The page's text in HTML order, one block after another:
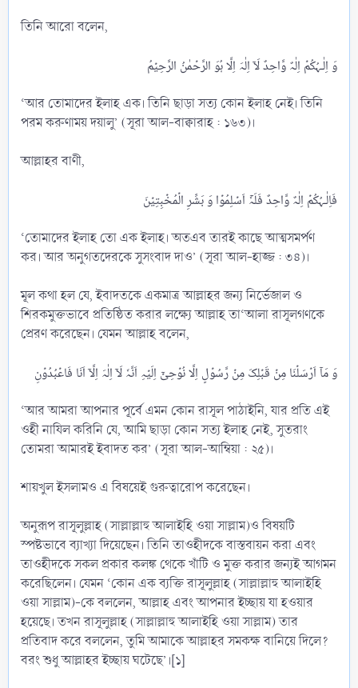
তিনি আরো বলেন,
‘আর তোমাদের ইলাহ এক। তিনি ছাড়া সত্য কোন ইলাহ নেই। তিনি
পরম করুণাময় দয়ালু’ (সূরা আল-বাক্বারাহ : ১৬৩)।
আল্লাহর বাণী,
‘তোমাদের ইলাহ তো এক ইলাহ। অতএব তারই কাছে আত্মসমর্পণ
কর। আর অনুগতদেরকে সুসংবাদ দাও’ (সূরা আল-হাজ্জ : ৩৪)।
মূল কথা হল যে, ইবাদতকে একমাত্র আল্লাহর জন্য নির্ভেজাল ও
শিরকমুক্তভাবে প্রতিষ্ঠিত করার লক্ষ্যে আল্লাহ তা‘আলা রাসূলগণকে
প্রেরণ করেছেন। যেমন আল্লাহ বলেন,
‘আর আমরা আপনার পূর্বে এমন কোন রাসূল পাঠাইনি, যার প্রতি এই
ওহী নাযিল করিনি যে, আমি ছাড়া কোন সত্য ইলাহ নেই, সুতরাং
তোমরা আমারই ইবাদত কর’ (সূরা আল-আম্বিয়া : ২৫)।
শায়খুল ইসলামও এ বিষয়েই গুরুত্বারোপ করেছেন।
অনুরূপ রাসূলুল্লাহ (সাল্লাল্লাহু আলাইহি ওয়া সাল্লাম)ও বিষয়টি
স্পষ্টভাবে ব্যাখ্যা দিয়েছেন। তিনি তাওহীদকে বাস্তবায়ন করা এবং
তাওহীদকে সকল প্রকার কলঙ্ক থেকে খাঁটি ও মুক্ত করার জন্যই আগমন
করেছিলেন। যেমন ‘কোন এক ব্যক্তি রাসূলুল্লাহ (সাল্লাল্লাহু আলাইহি
ওয়া সাল্লাম)-কে বললেন, আল্লাহ এবং আপনার ইচ্ছায় যা হওয়ার
হয়েছে। তখন রাসূলুল্লাহ (সাল্লাল্লাহু আলাইহি ওয়া সাল্লাম) তার
প্রতিবাদ করে বললেন, তুমি আমাকে আল্লাহর সমকক্ষ বানিয়ে দিলে?
বরং শুধু আল্লাহর ইচ্ছায় ঘটেছে’।[১]